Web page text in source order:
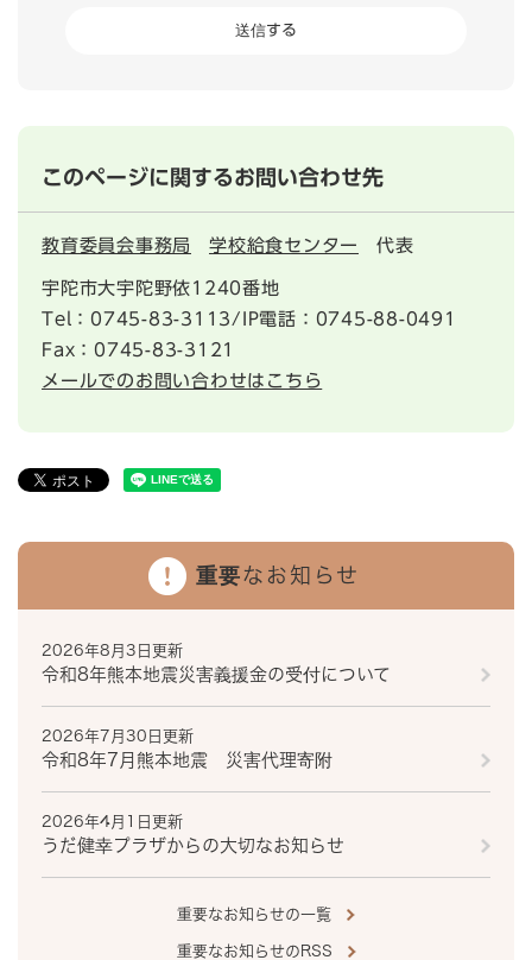
このページに関するお問い合わせ先
教育委員会事務局 学校給食センター 代表
宇陀市大宇陀野依1240番地
Tel：0745-83-3113/IP電話：0745-88-0491
Fax：0745-83-3121
メールでのお問い合わせはこちら
重要なお知らせ
2026年8月3日更新
令和8年熊本地震災害義援金の受付について
2026年7月30日更新
令和8年7月熊本地震 災害代理寄附
2026年4月1日更新
うだ健幸プラザからの大切なお知らせ
重要なお知らせの一覧
重要なお知らせのRSS